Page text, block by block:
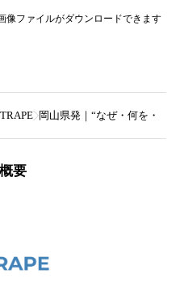
像ファイルがダウンロードできます
岡山県発｜“なぜ・何を・ど
要